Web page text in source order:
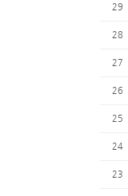
29
28
27
26
25
24
23